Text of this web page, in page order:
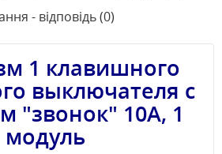
- відповідь (0)
1 клавишного
выключателя с
"звонок" 10А, 1
модуль